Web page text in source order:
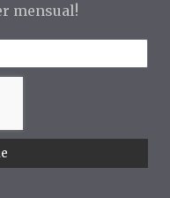
mensual!